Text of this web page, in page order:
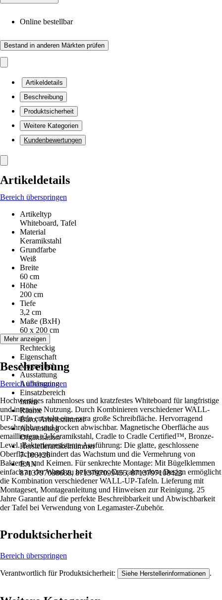
Online bestellbar
Bestand in anderen Märkten prüfen
Artikeldetails
Beschreibung
Produktsicherheit
Weitere Kategorien
Kundenbewertungen
Artikeldetails
Bereich überspringen
Artikeltyp
Whiteboard, Tafel
Material
Keramikstahl
Grundfarbe
Weiß
Breite
60 cm
Höhe
200 cm
Tiefe
3,2 cm
Maße (BxH)
60 x 200 cm
Form
Rechteckig
Eigenschaft
Magnetisch
Ausstattung
Aufhängung
Einsatzbereich
Innen
Räume
Büro, Arbeitszimmer
Anwendung
Organisation
Herstellerartikelnummer
7-106126
EAN
8713797088688, 8713797099455, 8713797108423
Mehr anzeigen
Beschreibung
Bereich überspringen
Hochwertiges rahmenloses und kratzfestes Whiteboard für langfristige
und intensive Nutzung. Durch Kombinieren verschiedener WALL-
UP-Tafeln entsteht eine extra große Schreibfläche. Hervorragend
beschreibbar und trocken abwischbar. Magnetische Oberfläche aus
emailliertem e3-Keramikstahl, Cradle to Cradle Certified™, Bronze-
Level. Bakterienresistente Ausführung: Die glatte, geschlossene
Oberfläche verhindert das Wachstum und die Vermehrung von
Bakterien und Keimen. Für senkrechte Montage: Mit Bügelklemmen
einfach an der Wand zu befestigen. Das rahmenlose Design ermöglicht
die Kombination verschiedener WALL-UP-Tafeln. Lieferung mit
Montageset, Montageanleitung und Hinweisen zur Reinigung. 25
Jahre Garantie auf die perfekte Beschreibbarkeit und Abwischbarkeit
der Tafel bei Verwendung von Legamaster-Zubehör.
Produktsicherheit
Bereich überspringen
Verantwortlich für Produktsicherheit: Siehe Herstellerinformationen .